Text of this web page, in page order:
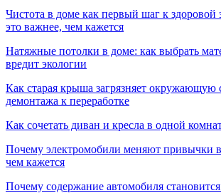
Чистота в доме как первый шаг к здоровой
это важнее, чем кажется
Натяжные потолки в доме: как выбрать
вредит экологии
Как старая крыша загрязняет окружающую
демонтажа к переработке
Как сочетать диван и кресла в одной
Почему электромобили меняют привычки
чем кажется
Почему содержание автомобиля